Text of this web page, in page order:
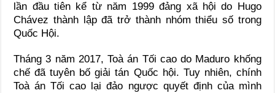
lần đầu tiên kể từ năm 1999 đảng xã hội do Hugo
Chávez thành lập đã trở thành nhóm thiểu số trong
Quốc Hội.
Tháng 3 năm 2017, Toà án Tối cao do Maduro khống
chế đã tuyên bố giải tán Quốc hội. Tuy nhiên, chính
Toà án Tối cao lại đảo ngược quyết định của mình